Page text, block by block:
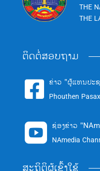
THE
THE
ຕິດຕໍ່ສອບຖາມ
 ຂ່າວ "ຜູ້ແທນປະ
Phouthen
 ຊ່ອງຂ່າວ
NAmedia
ສະຖິຕິຜູ້ເຂົ້າໃຊ້